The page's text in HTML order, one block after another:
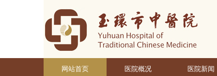
网站首页 医院概况 医院新闻